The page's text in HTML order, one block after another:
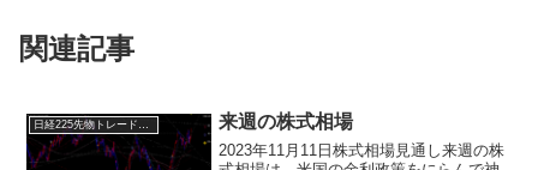
関連記事
日経225先物トレード倶楽部 来週の株式相場
2023年11月11日株式相場見通し来週の株